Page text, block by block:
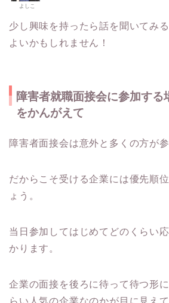
よしこ
少し興味を持ったら話を聞いてみ
よいかもしれません！
障害者就職面接会に参加する
をかんがえて
障害者面接会は意外と多くの方が参
だからこそ受ける企業には優先順
ょう。
当日参加してはじめてどのくらい
かります。
企業の面接を後ろに待って待つ形